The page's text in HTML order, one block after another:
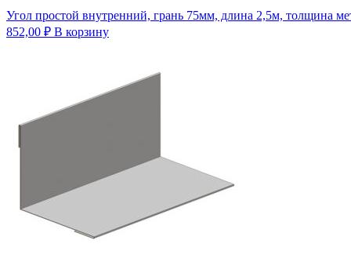
Угол простой внутренний, грань 75мм, длина 2,5м, толщина
852,00 ₽ В корзину